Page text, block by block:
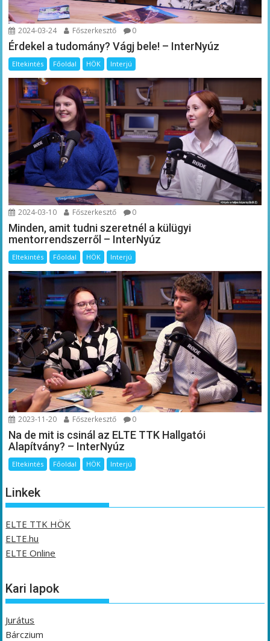
2024-03-24 Főszerkesztő 0
Érdekel a tudomány? Vágj bele! – InterNyúz
Eltekintés Főoldal HÖK Interjú
2024-03-10 Főszerkesztő 0
Minden, amit tudni szeretnél a külügyi
mentorrendszerről – InterNyúz
Eltekintés Főoldal HÖK Interjú
2023-11-20 Főszerkesztő 0
Na de mit is csinál az ELTE TTK Hallgatói
Alapítvány? – InterNyúz
Eltekintés Főoldal HÖK Interjú
Linkek
ELTE TTK HÖK
ELTE.hu
ELTE Online
Kari lapok
Jurátus
Bárczium